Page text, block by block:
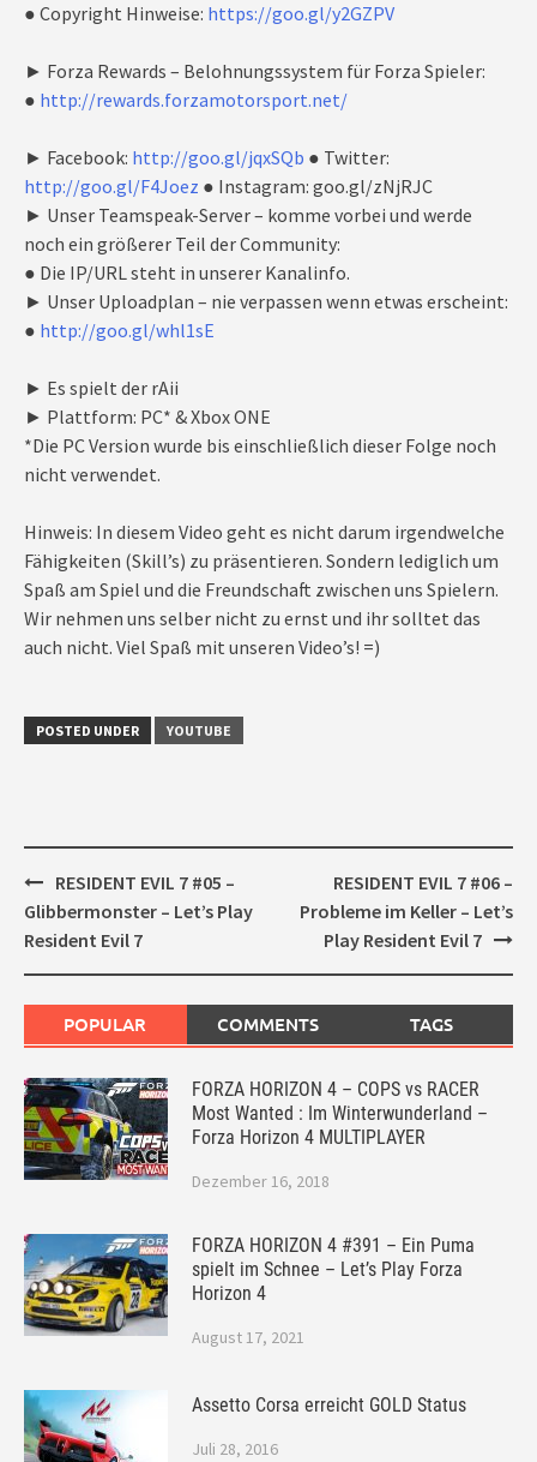
● Copyright Hinweise: https://goo.gl/y2GZPV
► Forza Rewards – Belohnungssystem für Forza Spieler:
● http://rewards.forzamotorsport.net/
► Facebook: http://goo.gl/jqxSQb ● Twitter:
http://goo.gl/F4Joez ● Instagram: goo.gl/zNjRJC
► Unser Teamspeak-Server – komme vorbei und werde
noch ein größerer Teil der Community:
● Die IP/URL steht in unserer Kanalinfo.
► Unser Uploadplan – nie verpassen wenn etwas erscheint:
● http://goo.gl/whl1sE
► Es spielt der rAii
► Plattform: PC* & Xbox ONE
*Die PC Version wurde bis einschließlich dieser Folge noch
nicht verwendet.
Hinweis: In diesem Video geht es nicht darum irgendwelche
Fähigkeiten (Skill’s) zu präsentieren. Sondern lediglich um
Spaß am Spiel und die Freundschaft zwischen uns Spielern.
Wir nehmen uns selber nicht zu ernst und ihr solltet das
auch nicht. Viel Spaß mit unseren Video’s! =)
POSTED UNDER YOUTUBE
Post
navigation
RESIDENT EVIL 7 #05 –
Glibbermonster – Let’s Play
Resident Evil 7
RESIDENT EVIL 7 #06 –
Probleme im Keller – Let’s
Play Resident Evil 7
POPULAR COMMENTS TAGS
FORZA HORIZON 4 – COPS vs RACER
Most Wanted : Im Winterwunderland –
Forza Horizon 4 MULTIPLAYER
Dezember 16, 2018
FORZA HORIZON 4 #391 – Ein Puma
spielt im Schnee – Let’s Play Forza
Horizon 4
August 17, 2021
Assetto Corsa erreicht GOLD Status
Juli 28, 2016